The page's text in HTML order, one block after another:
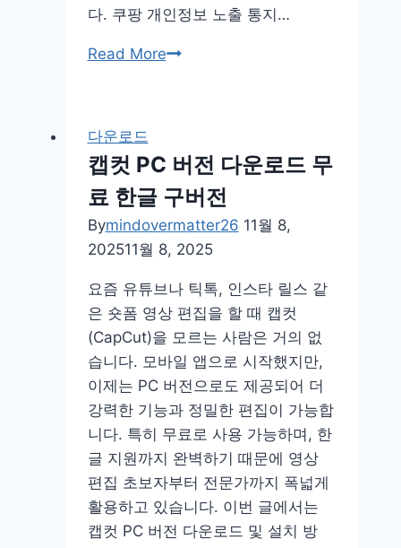
다. 쿠팡 개인정보 노출 통지…
Read More쿠
보
누
출
유
사
건
보
상
조
회
확
인
방
법
다운로드
캡컷 PC 버전 다운로드 무
료 한글 구버전
Bymindovermatter26 11월 8,
202511월 8, 2025
요즘 유튜브나 틱톡, 인스타 릴스 같
은 숏폼 영상 편집을 할 때 캡컷
(CapCut)을 모르는 사람은 거의 없
습니다. 모바일 앱으로 시작했지만,
이제는 PC 버전으로도 제공되어 더
강력한 기능과 정밀한 편집이 가능합
니다. 특히 무료로 사용 가능하며, 한
글 지원까지 완벽하기 때문에 영상
편집 초보자부터 전문가까지 폭넓게
활용하고 있습니다. 이번 글에서는
캡컷 PC 버전 다운로드 및 설치 방